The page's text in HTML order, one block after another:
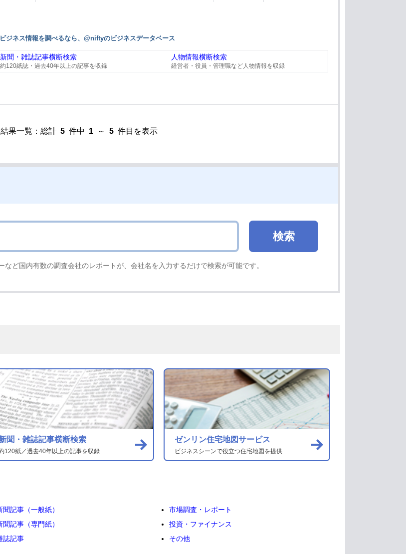
ジネス情報を調べるなら、@niftyのビジネスデータベース
新聞・雑誌記事横断検索
約120紙誌・過去40年以上の記事を収録
人物情報横断検索
経営者・役員・管理職など人物情報を収録
果一覧：総計 5 件中 1 ～ 5 件目を表示
ど国内有数の調査会社のレポートが、会社名を入力するだけで検索が可能です。
聞・雑誌記事横断検索
120紙／過去40年以上の記事を収録
ゼンリン住宅地図サービス
ビジネスシーンで役立つ住宅地図を提供
聞記事（一般紙）
聞記事（専門紙）
誌記事
市場調査・レポート
投資・ファイナンス
その他